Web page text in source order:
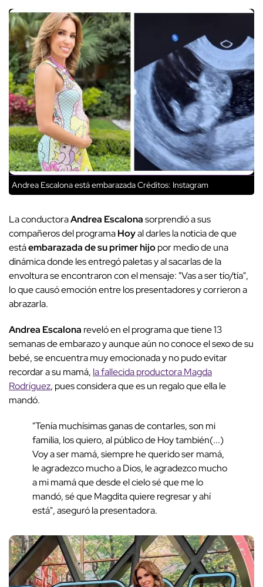
Andrea Escalona está embarazadaCréditos: Instagram
La conductoraAndrea Escalonasorprendió a sus
compañeros del programaHoyal darles la noticia de que
estáembarazada de su primer hijopor medio de una
dinámica donde les entregó paletas y al sacarlas de la
envoltura se encontraron con el mensaje: "Vas a ser tío/tía",
lo que causó emoción entre los presentadores y corrieron a
abrazarla.
Andrea Escalona reveló en el programa que tiene 13
semanas de embarazo y aunque aún no conoce el sexo de su
bebé, se encuentra muy emocionada y no pudo evitar
recordar a su mamá, la fallecida productora Magda
Rodríguez, pues considera que es un regalo que ella le
mandó.
"Tenía muchísimas ganas de contarles, son mi
familia, los quiero, al público de Hoy también(...)
Voy a ser mamá, siempre he querido ser mamá,
le agradezco mucho a Dios, le agradezco mucho
a mi mamá que desde el cielo sé que me lo
mandó, sé que Magdita quiere regresar y ahí
está", aseguró la presentadora.